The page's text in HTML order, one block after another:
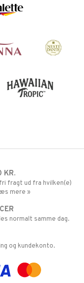
KR.
fragt ud fra hvilken(e)
mere »
normalt samme dag.
og kundekonto.